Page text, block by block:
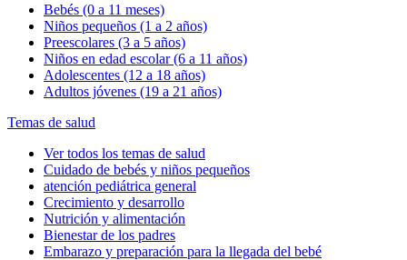
Bebés (0 a 11 meses)
Niños pequeños (1 a 2 años)
Preescolares (3 a 5 años)
Niños en edad escolar (6 a 11 años)
Adolescentes (12 a 18 años)
Adultos jóvenes (19 a 21 años)
Temas de salud
Ver todos los temas de salud
Cuidado de bebés y niños pequeños
atención pediátrica general
Crecimiento y desarrollo
Nutrición y alimentación
Bienestar de los padres
Embarazo y preparación para la llegada del bebé